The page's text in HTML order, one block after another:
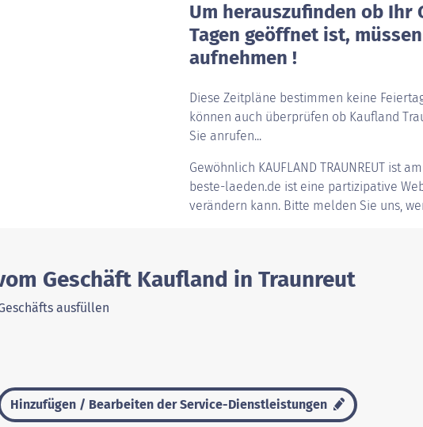
Um herauszufinden ob Ihr
Tagen geöffnet ist,
aufnehmen !
Diese Zeitpläne bestimmen keine
können auch überprüfen ob Kaufland
Sie anrufen...
Gewöhnlich KAUFLAND TRAUNREUT ist
beste-laeden.de ist eine partizipative
verändern kann. Bitte melden Sie uns,
Geschäft Kaufland in Traunreut
ausfüllen
Hinzufügen / Bearbeiten der Service-Dienstleistungen